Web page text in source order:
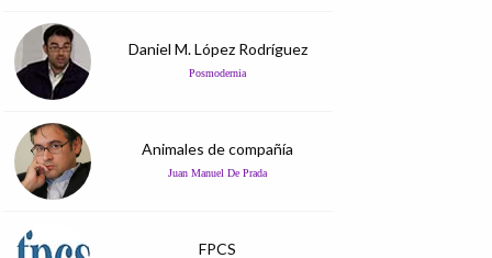
Daniel M. López Rodríguez
Posmodernia
Animales de compañía
Juan Manuel De Prada
FPCS